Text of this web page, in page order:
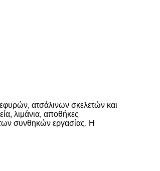
ατσάλινων σκελετών και
λιμάνια, αποθήκες
συνθηκών εργασίας. Η